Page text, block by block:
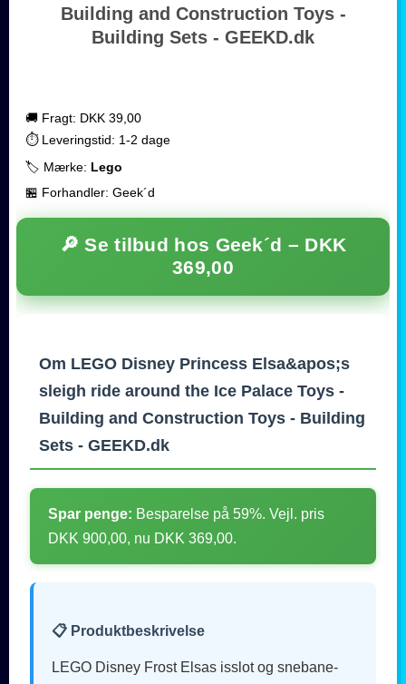
Building and Construction Toys -
Building Sets - GEEKD.dk
🚚 Fragt: DKK 39,00
⏱️ Leveringstid: 1-2 dage
🏷️ Mærke: Lego
🏪 Forhandler: Geek´d
🔎 Se tilbud hos Geek´d – DKK
369,00
Om LEGO Disney Princess Elsa&apos;s
sleigh ride around the Ice Palace Toys -
Building and Construction Toys - Building
Sets - GEEKD.dk
Spar penge: Besparelse på 59%. Vejl. pris
DKK 900,00, nu DKK 369,00.
📋 Produktbeskrivelse
LEGO Disney Frost Elsas isslot og snebane-